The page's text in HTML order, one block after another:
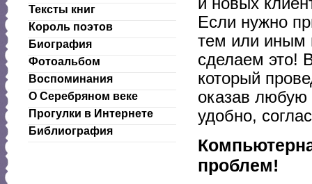
Тексты книг
Король поэтов
Биография
Фотоальбом
Воспоминания
О Серебряном веке
Прогулки в Интернете
Библиография
Если нужно
тем или иным
сделаем это!
который
оказав
удобно,
проблем!